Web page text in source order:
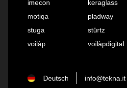
imecon
keraglass
motiqa
pladway
stuga
stürtz
voilàp
voilàpdigital
Deutsch info@tekna.it